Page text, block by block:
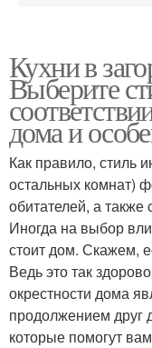
Кухни в
Выберите
дома и
Как правило, стиль
остальных комнат)
обитателей, а
Иногда на выбор
стоит дом. Скажем,
Ведь это так
окрестности дома
продолжением друг
которые помогут